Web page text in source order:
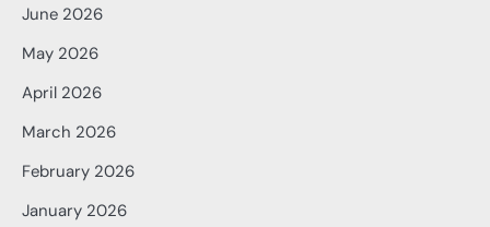
June 2026
May 2026
April 2026
March 2026
February 2026
January 2026